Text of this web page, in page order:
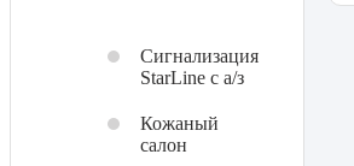
Сигнализация
StarLine с а/з
Кожаный
салон